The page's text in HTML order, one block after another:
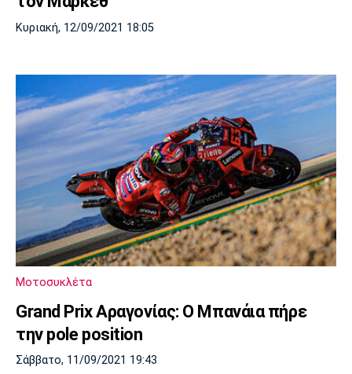
Κυριακή, 12/09/2021 18:05
Μοτοσυκλέτα
Grand Prix Αραγονίας: Ο Μπανάια πήρε
την pole position
Σάββατο, 11/09/2021 19:43